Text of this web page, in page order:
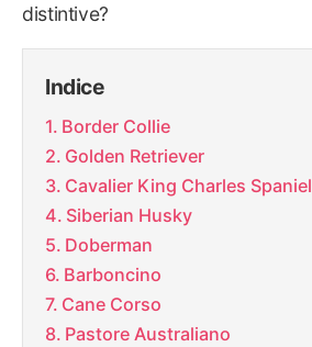
distintive?
Indice
Border Collie
Golden Retriever
Cavalier King Charles Spaniel
Siberian Husky
Doberman
Barboncino
Cane Corso
Pastore Australiano